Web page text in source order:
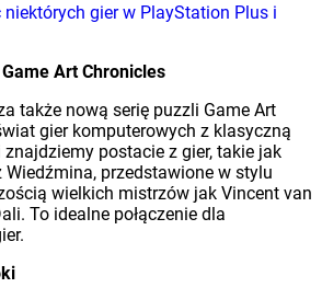
niektórych gier w PlayStation Plus i
Art Chronicles
także nową serię puzzli Game Art
gier komputerowych z klasyczną
postacie z gier, takie jak
Wiedźmina, przedstawione w stylu
wielkich mistrzów jak Vincent van
To idealne połączenie dla